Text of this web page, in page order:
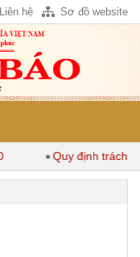
Liên hệ Sơ đồ website
Quy định trách